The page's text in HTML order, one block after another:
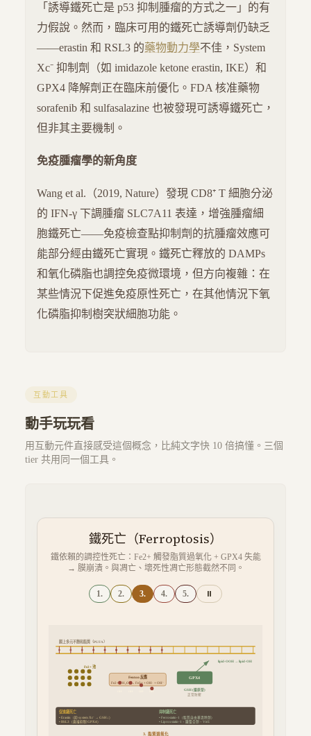
「誘導鐵死亡是 p53 抑制腫瘤的方式之一」的有
力假說。然而，臨床可用的鐵死亡誘導劑仍缺乏
——erastin 和 RSL3 的藥物動力學不佳，System
Xc⁻ 抑制劑（如 imidazole ketone erastin, IKE）和
GPX4 降解劑正在臨床前優化。FDA 核准藥物
sorafenib 和 sulfasalazine 也被發現可誘導鐵死亡，
但非其主要機制。
免疫腫瘤學的新角度
Wang et al.（2019, Nature）發現 CD8⁺ T 細胞分泌
的 IFN-γ 下調腫瘤 SLC7A11 表達，增強腫瘤細
胞鐵死亡——免疫檢查點抑制劑的抗腫瘤效應可
能部分經由鐵死亡實現。鐵死亡釋放的 DAMPs
和氧化磷脂也調控免疫微環境，但方向複雜：在
某些情況下促進免疫原性死亡，在其他情況下氧
化磷脂抑制樹突狀細胞功能。
互動工具
動手玩玩看
用互動元件直接感受這個概念，比純文字快 10 倍搞懂。三個
tier 共用同一個工具。
鐵死亡（Ferroptosis）
鐵依賴的調控性死亡：Fe2+ 觸發脂質過氧化 + GPX4 失能
→ 膜崩潰。與凋亡、壞死性凋亡形態截然不同。
1. 2. 3. 4. 5. ⏸
膜上多元不飽和脂質（PUFA）
Fe2+ 池
Fenton 反應
Fe2+ + H₂O₂ → Fe3+ + OH· + OH⁻
GPX4
GSH (還原型)
正常防禦
lipid-OOH → lipid-OH
促進鐵死亡
• Erastin（抑 system Xc⁻ → GSH↓）
• RSL3（直接抑制 GPX4）
抑制鐵死亡
• Ferrostatin-1（脂質自由基清除劑）
• Liproxstatin-1、鐵螯合劑、Vit E
3. 脂質過氧化